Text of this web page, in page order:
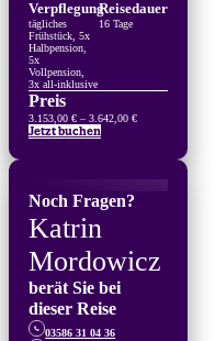
Verpflegung
tägliches
Frühstück, 5x
Halbpension,
5x
Vollpension,
3x all-inklusive
Reisedauer
16 Tage
Preis
3.153,00€ –3.642,00€Preisspanne:
3.642,00 €
Jetzt buchen
Noch Fragen?
Katrin
Mordowicz
berät Sie bei
dieser Reise
03586 31 04 36